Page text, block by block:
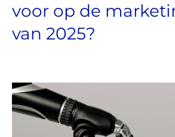
voor op de
van 2025?